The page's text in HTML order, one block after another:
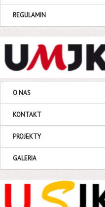
REGULAMIN
O NAS
KONTAKT
PROJEKTY
GALERIA